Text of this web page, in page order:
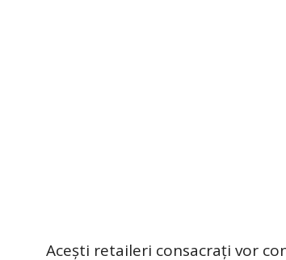
Acești retaileri consacrați vor